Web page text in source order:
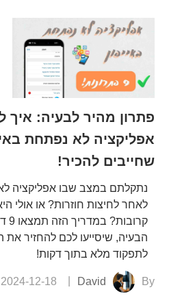
פתרון מהיר לבעיה: איך
אפליקציה לא נפתחת
שחייבים להכיר!
נתקלתם במצב שבו אפליקציה
לאחר לחיצות חוזרות? או אולי
הבעיה, שיסייעו לכם להחזיר
לתפקוד מלא בתוך דקות!
By
David
2024-12-18